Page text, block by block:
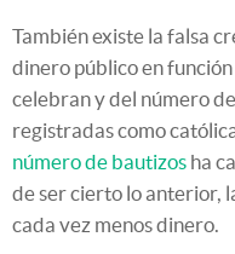
También existe la falsa
dinero público en
celebran y del número
registradas como
número de bautizos ha
de ser cierto lo anterior,
cada vez menos dinero.